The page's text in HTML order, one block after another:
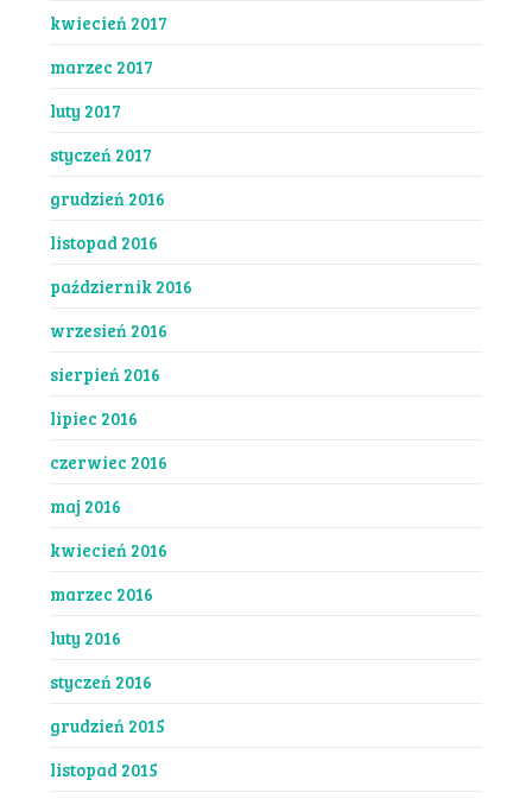
kwiecień 2017
marzec 2017
luty 2017
styczeń 2017
grudzień 2016
listopad 2016
październik 2016
wrzesień 2016
sierpień 2016
lipiec 2016
czerwiec 2016
maj 2016
kwiecień 2016
marzec 2016
luty 2016
styczeń 2016
grudzień 2015
listopad 2015